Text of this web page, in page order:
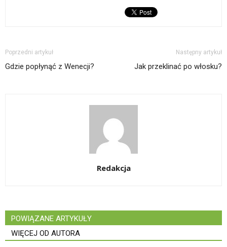
Poprzedni artykuł
Gdzie popłynąć z Wenecji?
Następny artykuł
Jak przeklinać po włosku?
Redakcja
POWIĄZANE ARTYKUŁY
WIĘCEJ OD AUTORA